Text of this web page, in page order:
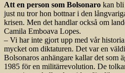
Att en person som Bolsonaro kan
just nu tror hon bottnar i den
krisen. Men det handlar också om
Camila Emboava Lopes.
– Vi har inte gjort upp med vår
mycket om diktaturen. Det var en
Bolsonaros anhängare kallar det som
1985 för en militärrevolution. De